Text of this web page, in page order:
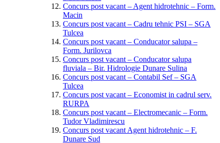
Concurs post vacant – Agent hidrotehnic – Form.
Macin
Concurs post vacant – Cadru tehnic PSI – SGA
Tulcea
Concurs post vacant – Conducator salupa –
Form. Jurilovca
Concurs post vacant – Conducator salupa
fluviala – Bir. Hidrologie Dunare Sulina
Concurs post vacant – Contabil Sef – SGA
Tulcea
Concurs post vacant – Economist in cadrul serv.
RURPA
Concurs post vacant – Electromecanic – Form.
Tudor Vladimirescu
Concurs post vacant Agent hidrotehnic – F.
Dunare Sud